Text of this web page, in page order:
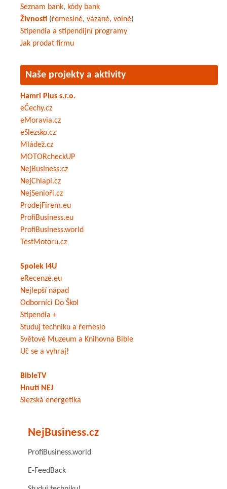
Seznam bank, kódy bank
Živnosti (řemeslné, vázané, volné)
Stipendia a stipendijní programy
Jak prodat firmu
Naše projekty a aktivity
Hamri Plus s.r.o.
eČechy.cz
eMoravia.cz
eSlezsko.cz
Mládež.cz
MOTORcheckUP
NejBusiness.cz
NejChlapi.cz
NejSenioři.cz
ProdejFirem.eu
ProfiBusiness.eu
ProfiBusiness.world
TestMotoru.cz
Spolek I4U
eRecenze.eu
Nejlepší nápad
Odborníci Do Škol
Stipendia +
Studuj techniku a řemeslo
Světové Muzeum a Knihovna Bible
Uč se a vyhraj!
BibleTV
Hnutí NEJ
Slezská energetika
NejBusiness.cz
ProfiBusiness.world
E-FeedBack